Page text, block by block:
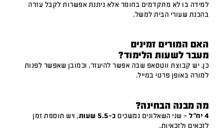
למידה בו לא מתקדמים בחומר אלא ניתנת אפשרות לקבל עזרה
בהכנת שעורי הבית למשל.
האם המורים זמינים
מעבר לשעות הלימוד?
כן. יש קבוצת ווטסאפ שבה אפשר להיעזר, וכמובן שאפשר לפנות
למורה באופן פרטי במייל.
מה מבנה הבחינה?
4 יח"ל – שני השאלונים נמשכים כ-5.5 שעות
, ויש תוספת זמן
לזכאים ולזכאיות.